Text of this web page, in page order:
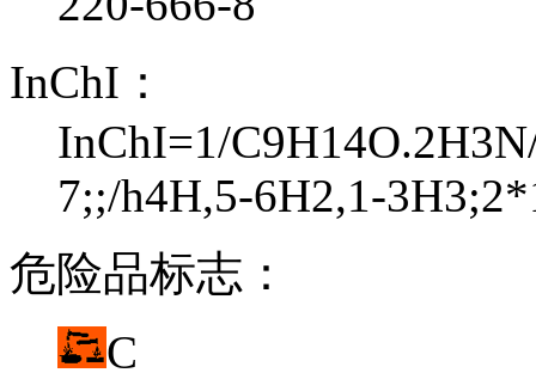
InChI：
InChI=1/
7;;/h4H,5-6H2,1-
危险品标志：
C